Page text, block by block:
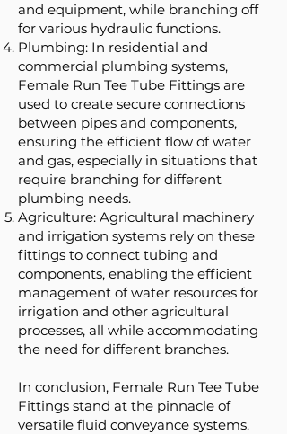
and equipment, while branching off
for various hydraulic functions.
Plumbing: In residential and
commercial plumbing systems,
Female Run Tee Tube Fittings are
used to create secure connections
between pipes and components,
ensuring the efficient flow of water
and gas, especially in situations that
require branching for different
plumbing needs.
Agriculture: Agricultural machinery
and irrigation systems rely on these
fittings to connect tubing and
components, enabling the efficient
management of water resources for
irrigation and other agricultural
processes, all while accommodating
the need for different branches.
In conclusion, Female Run Tee Tube
Fittings stand at the pinnacle of
versatile fluid conveyance systems.